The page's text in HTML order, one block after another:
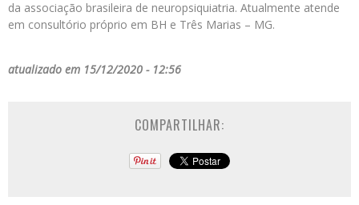
da associação brasileira de neuropsiquiatria. Atualmente atende
em consultório próprio em BH e Três Marias – MG.
atualizado em 15/12/2020 - 12:56
COMPARTILHAR: